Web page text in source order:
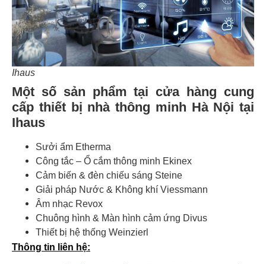
Ihaus
Một số sản phẩm tại cửa hàng cung
cấp thiết bị nhà thông minh Hà Nội tại
Ihaus
Sưởi ẩm Etherma
Công tắc – Ổ cắm thông minh Ekinex
Cảm biến & đèn chiếu sáng Steine
Giải pháp Nước & Không khí Viessmann
Âm nhạc Revox
Chuông hình & Màn hình cảm ứng Divus
Thiết bị hệ thống Weinzierl
Thông tin liên hệ: